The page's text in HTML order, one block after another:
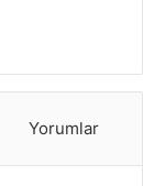
Yorumlar